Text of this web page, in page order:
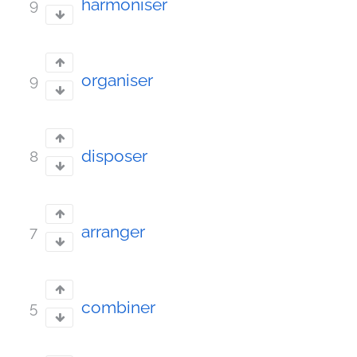
9 harmoniser
9 organiser
8 disposer
7 arranger
5 combiner